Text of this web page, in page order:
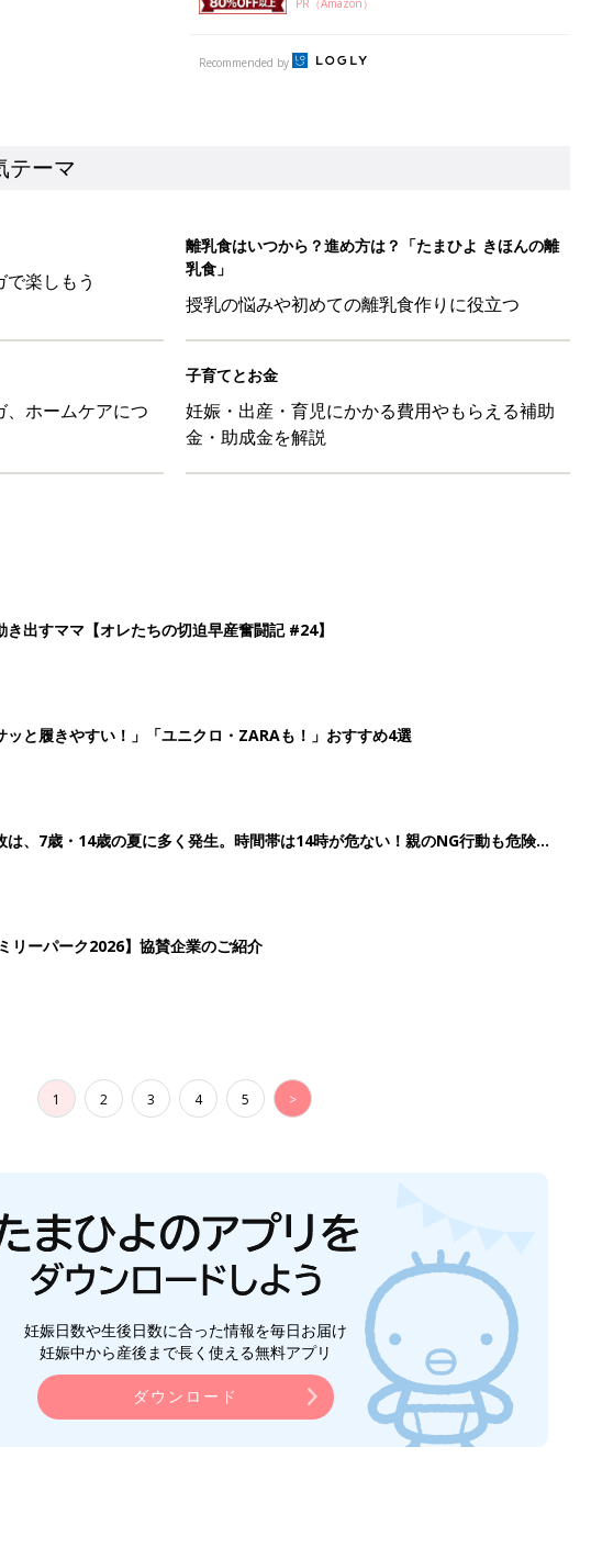
子育てとお金
妊娠・出産・育児にかかる費用やもらえる補助
金・助成金を解説
き出すママ【オレたちの切迫早産奮闘記 #24】
と履きやすい！」「ユニクロ・ZARAも！」おすすめ4選
は、7歳・14歳の夏に多く発生。時間帯は14時が危ない！親のNG行動も危険を
1 2 4 5 >